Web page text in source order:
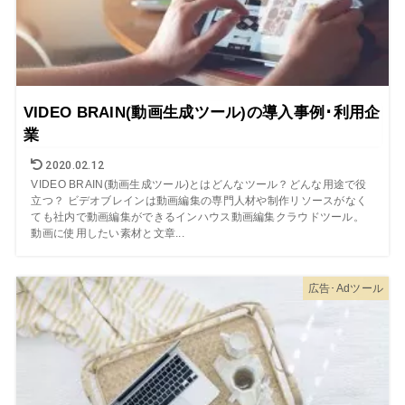
VIDEO BRAIN(動画生成ツール)の導入事例･利用企
業
2020.02.12
VIDEO BRAIN(動画生成ツール)とはどんなツール？どんな用途で役
立つ？ ビデオブレインは動画編集の専門人材や制作リソースがなく
ても社内で動画編集ができるインハウス動画編集クラウドツール。
動画に使用したい素材と文章...
広告･Adツール